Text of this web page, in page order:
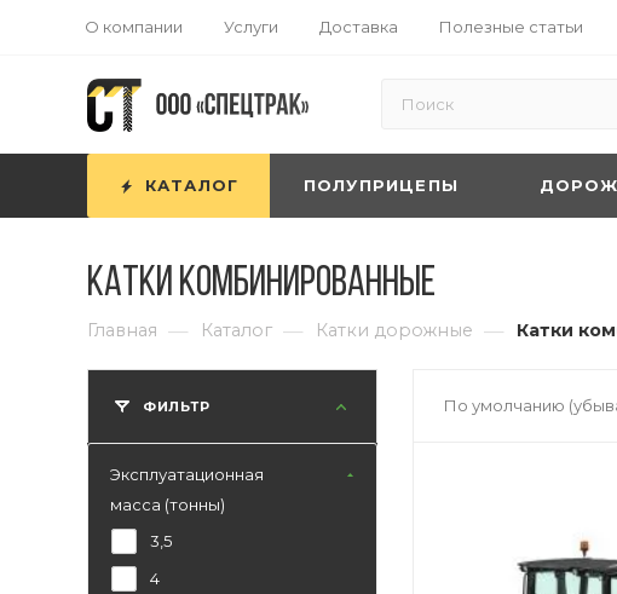
О компании Услуги Доставка Полезные статьи
КАТАЛОГ ПОЛУПРИЦЕПЫ
Катки комбинированные
Главная — Каталог — Катки дорожные — Катки
По умолчанию
ФИЛЬТР
Эксплуатационная
масса (тонны)
3,5
4